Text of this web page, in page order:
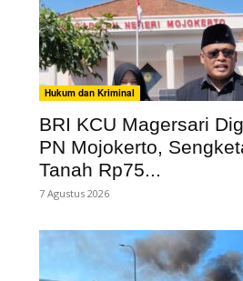
Hukum dan Kriminal
BRI KCU Magersari
PN Mojokerto,
Tanah Rp75...
7 Agustus 2026